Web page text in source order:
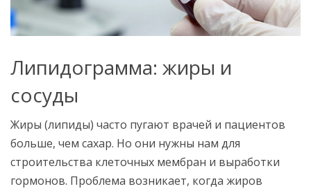
Липидограмма: жиры и
сосуды
Жиры (липиды) часто пугают врачей и пациентов
больше, чем сахар. Но они нужны нам для
строительства клеточных мембран и выработки
гормонов. Проблема возникает, когда жиров